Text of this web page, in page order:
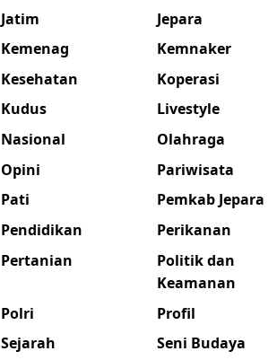
Jatim
Jepara
Kemenag
Kemnaker
Kesehatan
Koperasi
Kudus
Livestyle
Nasional
Olahraga
Opini
Pariwisata
Pati
Pemkab Jepara
Pendidikan
Perikanan
Pertanian
Politik dan
Keamanan
Polri
Profil
Sejarah
Seni Budaya